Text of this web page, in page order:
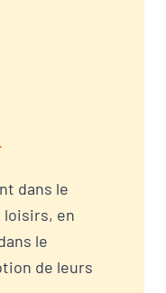
dans le
en
le
de leurs